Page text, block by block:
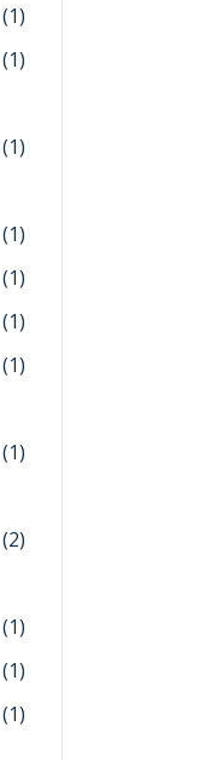
(1)
(1)
(1)
(1)
(1)
(1)
(1)
(1)
(2)
(1)
(1)
(1)